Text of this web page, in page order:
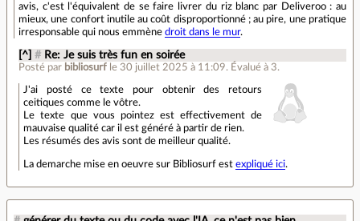
avis, c'est l'équivalent de se faire livrer du riz blanc par Deliveroo : au
mieux, une confort inutile au coût disproportionné ; au pire, une pratique
irresponsable qui nous emmène droit dans le mur.
[^] # Re: Je suis très fun en soirée
Posté par bibliosurf le 30 juillet 2025 à 11:09. Évalué à 3.
J'ai posté ce texte pour obtenir des retours
ceitiques comme le vôtre.
Le texte que vous pointez est effectivement de
mauvaise qualité car il est généré à partir de rien.
Les résumés des avis sont de meilleur qualité.
La demarche mise en oeuvre sur Bibliosurf estexpliqué ici.